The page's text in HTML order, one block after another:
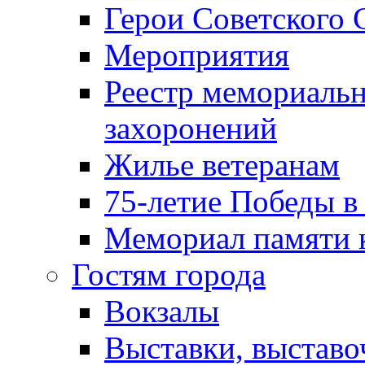
Герои Советского
Мероприятия
Реестр
захоронений
Жилье ветеранам
75-летие Победы
Мемориал памяти
Гостям города
Вокзалы
Выставки,